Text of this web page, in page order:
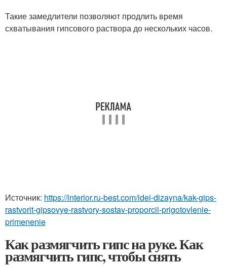
Такие замедлители позволяют продлить время
схватывания гипсового раствора до нескольких часов.
Источник: https://interior.ru-best.com/idei-dizayna/kak-gips-
rastvorit-gipsovye-rastvory-sostav-proporcii-prigotovlenie-
primenenie
Как размягчить гипс на руке. Как
размягчить гипс, чтобы снять